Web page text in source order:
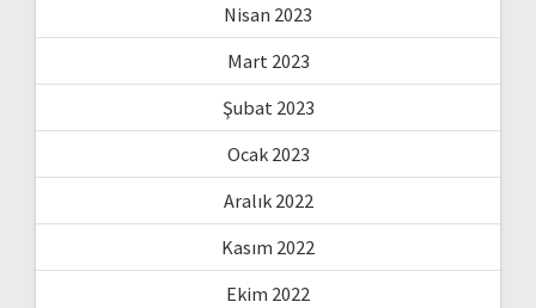
Nisan 2023
Mart 2023
Şubat 2023
Ocak 2023
Aralık 2022
Kasım 2022
Ekim 2022